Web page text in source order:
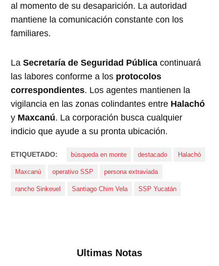
al momento de su desaparición. La autoridad
mantiene la comunicación constante con los
familiares.
LaSecretaría de Seguridad Pública continuará
las labores conforme a los protocolos
correspondientes. Los agentes mantienen la
vigilancia en las zonas colindantes entre Halachó
y Maxcanú. La corporación busca cualquier
indicio que ayude a su pronta ubicación.
ETIQUETADO: búsqueda en monte destacado Halachó
Maxcanú operativo SSP persona extraviada
rancho Sinkeuel Santiago Chim Vela SSP Yucatán
Ultimas Notas